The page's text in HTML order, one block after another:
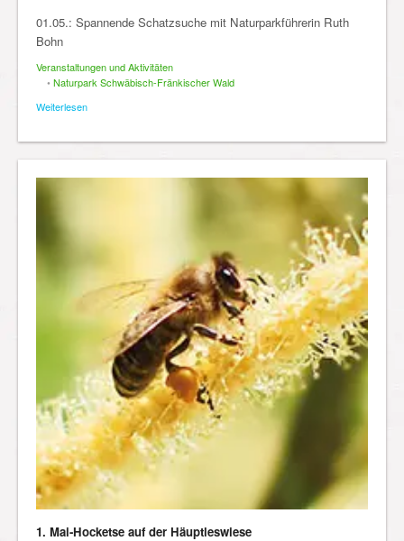
01.05.: Spannende Schatzsuche mit Naturparkführerin Ruth
Bohn
Veranstaltungen und Aktivitäten
• Naturpark Schwäbisch-Fränkischer Wald
Weiterlesen
1. Mai-Hocketse auf der Häuptleswiese